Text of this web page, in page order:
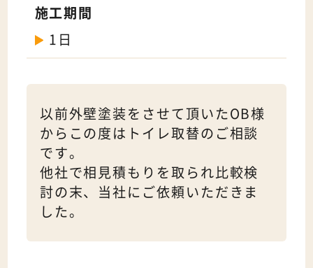
施工期間
1日
以前外壁塗装をさせて頂いたOB様
からこの度はトイレ取替のご相談
です。
他社で相見積もりを取られ比較検
討の末、当社にご依頼いただきま
した。